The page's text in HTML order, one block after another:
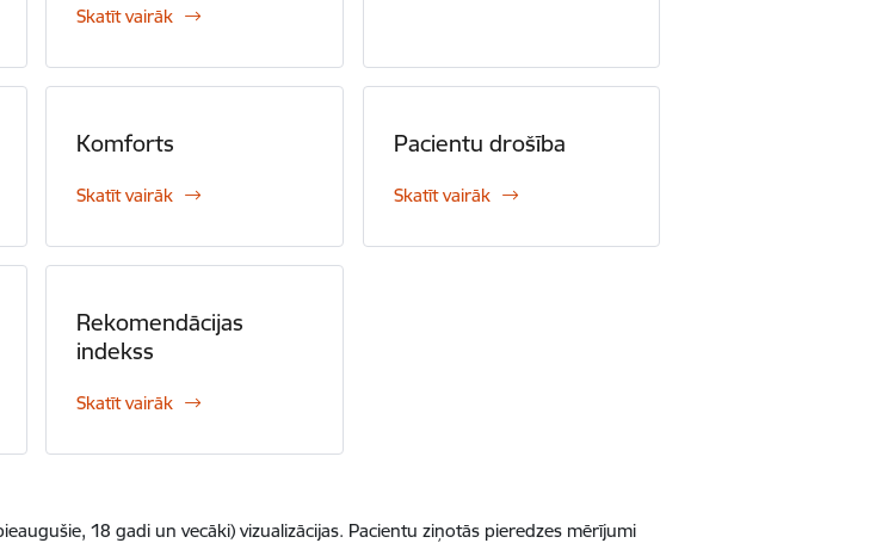
Skatīt vairāk
Komforts
Skatīt vairāk
Pacientu drošība
Skatīt vairāk
Rekomendācijas
indekss
Skatīt vairāk
18 gadi un vecāki) vizualizācijas. Pacientu ziņotās pieredzes mērījumi